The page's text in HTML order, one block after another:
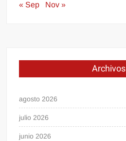
« Sep
Nov »
Archivos
agosto 2026
julio 2026
junio 2026